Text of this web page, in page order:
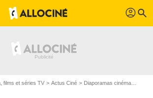
profil search
films et séries TV Actus Ciné Diaporamas cinéma